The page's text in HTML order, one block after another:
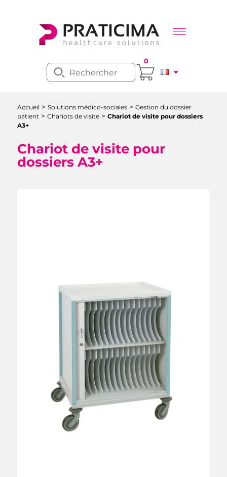
0
Accueil > Solutions médico-sociales> Gestion du dossier
patient> Chariots de visite> Chariot de visite pour dossiers
A3+
Chariot de visite pour
dossiers A3+